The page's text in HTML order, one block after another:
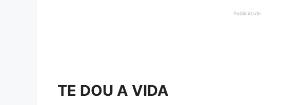
Publicidade
TE DOU A VIDA